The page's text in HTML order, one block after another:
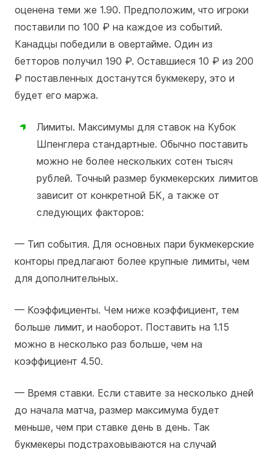
оценена теми же 1.90. Предположим, что игроки
поставили по 100 ₽ на каждое из событий.
Канадцы победили в овертайме. Один из
бетторов получил 190 ₽. Оставшиеся 10 ₽ из 200
₽ поставленных достанутся букмекеру, это и
будет его маржа.
Лимиты. Максимумы для ставок на Кубок
Шпенглера стандартные. Обычно поставить
можно не более нескольких сотен тысяч
рублей. Точный размер букмекерских лимитов
зависит от конкретной БК, а также от
следующих факторов:
— Тип события. Для основных пари букмекерские
конторы предлагают более крупные лимиты, чем
для дополнительных.
— Коэффициенты. Чем ниже коэффициент, тем
больше лимит, и наоборот. Поставить на 1.15
можно в несколько раз больше, чем на
коэффициент 4.50.
— Время ставки. Если ставите за несколько дней
до начала матча, размер максимума будет
меньше, чем при ставке день в день. Так
букмекеры подстраховываются на случай